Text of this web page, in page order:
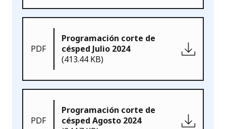
PDF
Programación corte de
césped Julio 2024
(413.44 KB)
PDF
Programación corte de
césped Agosto 2024